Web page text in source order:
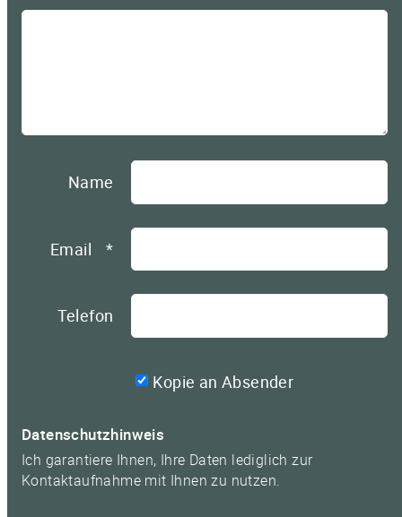
Name
Email *
Telefon
Kopie an Absender
Datenschutzhinweis
Ich garantiere Ihnen, Ihre Daten lediglich zur
Kontaktaufnahme mit Ihnen zu nutzen.